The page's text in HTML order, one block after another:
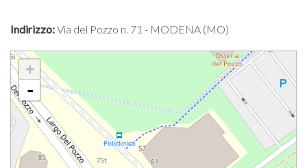
Indirizzo:Via del Pozzo n. 71 - MODENA (MO)
+
-